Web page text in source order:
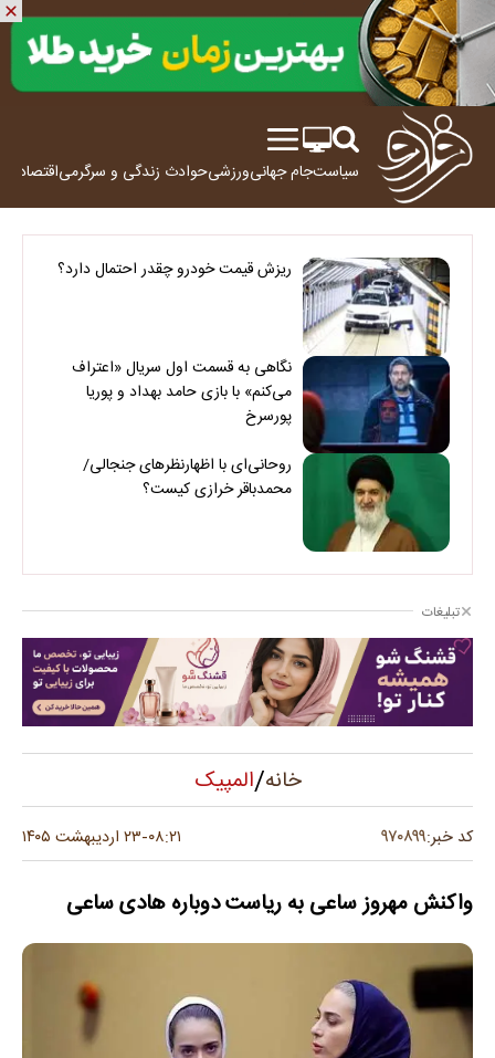
سیاستجام جهانیورزشیحوادث زندگی و سرگرمیاقتصاد
ریزش قیمت خودرو چقدر احتمال دارد؟
نگاهی به قسمت اول سریال «اعتراف
می‌کنم» با بازی حامد بهداد و پوریا
پورسرخ
روحانی‌ای با اظهارنظرهای جنجالی/
محمدباقر خرازی کیست؟
تبلیغات
خانه/المپیک
کد خبر:۹۷۰۸۹۹ ۰۸:۲۱-۲۳ اردیبهشت ۱۴۰۵
واکنش مهروز ساعی به ریاست دوباره هادی ساعی